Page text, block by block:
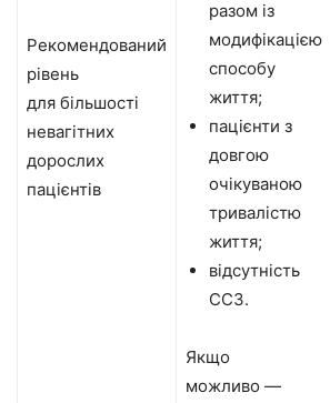
Рекомендований
рівень
для більшості
невагітних
дорослих
пацієнтів
разом із
модифікацією
способу
життя;
пацієнти з
довгою
очікуваною
тривалістю
життя;
відсутність
ССЗ.
Якщо
можливо —